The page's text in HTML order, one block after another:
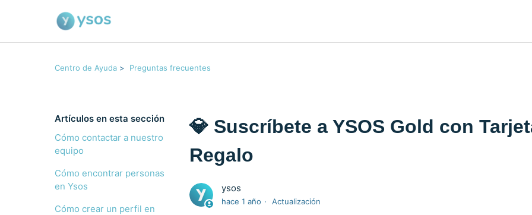
Centro de Ayuda Preguntas frecuentes
Artículos en esta sección
Cómo contactar a nuestro
equipo
Cómo encontrar personas
en Ysos
Cómo crear un perfil en
💎 Suscríbete a YSOS Gold con
Regalo
ysos
hace 1 año Actualización